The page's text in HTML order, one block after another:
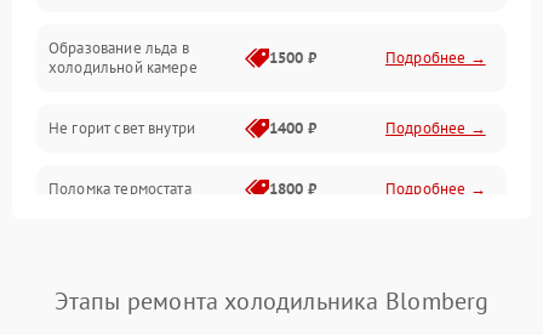
Образование льда в
холодильной камере
1500 ₽ Подробнее →
Не горит свет внутри 1400 ₽ Подробнее →
Поломка термостата 1800 ₽ Подробнее →
Поломка системы No Frost 2600 ₽ Подробнее →
Этапы ремонта холодильника Blomberg